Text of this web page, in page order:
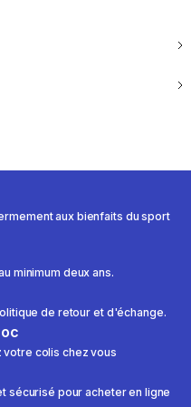
aux bienfaits du sport
minimum deux ans.
de retour et d'échange.
colis chez vous
sécurisé pour acheter en ligne